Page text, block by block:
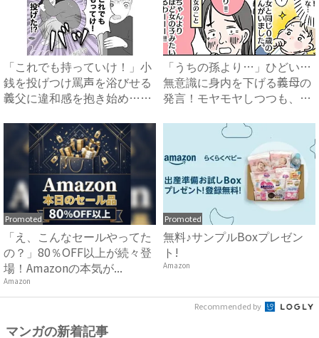
「これでも持っていけ！」小
銭を投げつけ罵声を浴びせる
義父に違和感を抱き始め…
「うちの孫より…」ひどい…
無意識に身内を下げる義母の
発言！モヤモヤしつつも、私
Promoted
「え、こんなセールやってた
の？」80％OFF以上が続々登
場！Amazonの本気が...
Amazon
Promoted
無料♪サンプルBoxプレゼン
ト!
Amazon
Recommended by
マンガの新着記事